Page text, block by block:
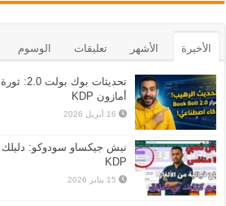
الأخيرة الأشهر تعليقات الوسوم
تحديثات
أمازون KDP
16 أبريل 2026
نيش جيكساو سودوكو: دليلك
KDP
15 يناير 2026